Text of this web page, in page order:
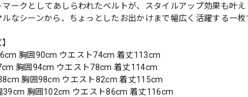
マークとしてあしらわれたベルトが、スタイルアップ効果も叶え
ルなシーンから、ちょっとしたお出かけまで幅広く活躍する一枚
胸囲90cm ウエスト74cm 着丈113cm
胸囲94cm ウエスト78cm 着丈114cm
胸囲98cm ウエスト82cm 着丈115cm
39cm 胸囲102cm ウエスト86cm 着丈116cm